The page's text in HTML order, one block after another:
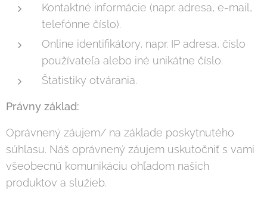
Kontaktné informácie (napr. adresa, e-mail,
telefónne číslo).
Online identifikátory, napr. IP adresa, číslo
používateľa alebo iné unikátne číslo.
Štatistiky otvárania.
Právny základ:
Oprávnený záujem/ na základe poskytnutého
súhlasu. Náš oprávnený záujem uskutočniť s vami
všeobecnú komunikáciu ohľadom našich
produktov a služieb.